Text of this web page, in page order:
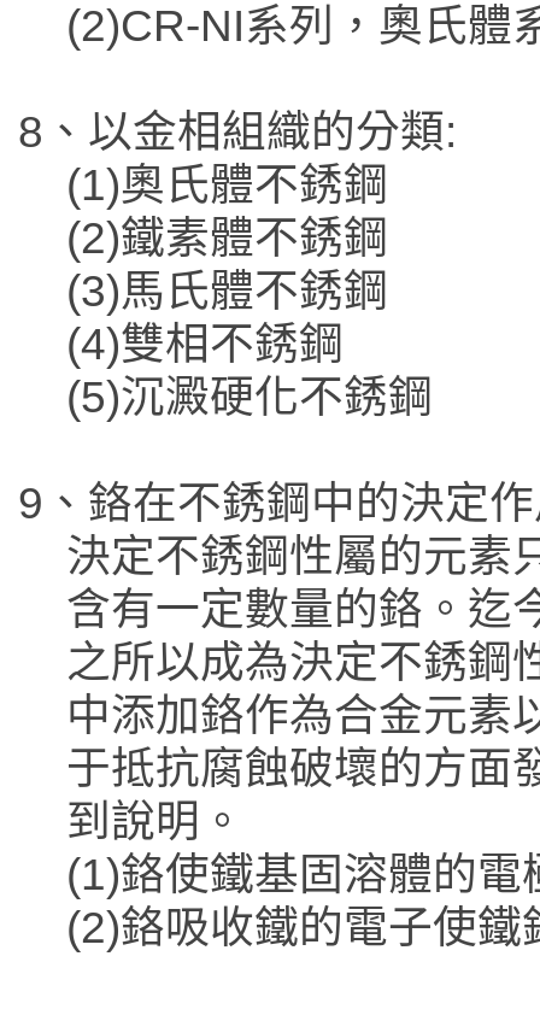
(2)CR-NI系列，奧氏體
8、以金相組織的分類:
(1)奧氏體不銹鋼
(2)鐵素體不銹鋼
(3)馬氏體不銹鋼
(4)雙相不銹鋼
(5)沉澱硬化不銹鋼
9、鉻在不銹鋼中的決定
決定不銹鋼性屬的元素
含有一定數量的鉻。迄
之所以成為決定不銹鋼
中添加鉻作為合金元素
于抵抗腐蝕破壞的方
到說明。
(1)鉻使鐵基固溶體的電
(2)鉻吸收鐵的電子使鐵